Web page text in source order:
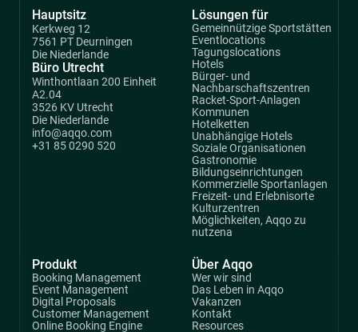
Hauptsitz
Kerkweg 12
7561 PT Deurningen
Die Niederlande
Büro Utrecht
Winthontlaan 200 Einheit
A2.04
3526 KV Utrecht
Die Niederlande
info@aqqo.com
+31 85 0290 520
Produkt
Booking Management
Event Management
Digital Proposals
Customer Management
Online Booking Engine
Lösungen für
Gemeinnützige Sportstätten
Eventlocations
Tagungslocations
Hotels
Bürger- und
Nachbarschaftszentren
Racket-Sport-Anlagen
Kommunen
Hotelketten
Unabhängige Hotels
Soziale Organisationen
Gastronomie
Bildungseinrichtungen
Kommerzielle Sportanlagen
Freizeit- und Erlebnisorte
Kulturzentren
Möglichkeiten, Aqqo zu
nutzena
Über Aqqo
Wer wir sind
Das Leben in Aqqo
Vakanzen
Kontakt
Resources